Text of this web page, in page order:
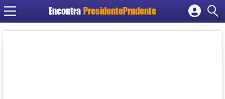
Encontra PresidentePrudente
Cadastrar empresa